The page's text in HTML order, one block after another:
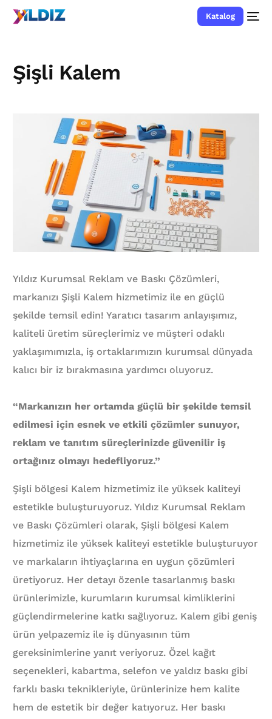
Katalog
Şişli Kalem
Yıldız Kurumsal Reklam ve Baskı Çözümleri,
markanızı Şişli Kalem hizmetimiz ile en güçlü
şekilde temsil edin! Yaratıcı tasarım anlayışımız,
kaliteli üretim süreçlerimiz ve müşteri odaklı
yaklaşımımızla, iş ortaklarımızın kurumsal dünyada
kalıcı bir iz bırakmasına yardımcı oluyoruz.
“Markanızın her ortamda güçlü bir şekilde temsil
edilmesi için esnek ve etkili çözümler sunuyor,
reklam ve tanıtım süreçlerinizde güvenilir iş
ortağınız olmayı hedefliyoruz.”
Şişli bölgesi Kalem hizmetimiz ile yüksek kaliteyi
estetikle buluşturuyoruz. Yıldız Kurumsal Reklam
ve Baskı Çözümleri olarak, Şişli bölgesi Kalem
hizmetimiz ile yüksek kaliteyi estetikle buluşturuyor
ve markaların ihtiyaçlarına en uygun çözümleri
üretiyoruz. Her detayı özenle tasarlanmış baskı
ürünlerimizle, kurumların kurumsal kimliklerini
güçlendirmelerine katkı sağlıyoruz. Kalem gibi geniş
ürün yelpazemiz ile iş dünyasının tüm
gereksinimlerine yanıt veriyoruz. Özel kağıt
seçenekleri, kabartma, selefon ve yaldız baskı gibi
farklı baskı teknikleriyle, ürünlerinize hem kalite
hem de estetik bir değer katıyoruz. Her baskı